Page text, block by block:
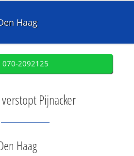
Haag
070-2092125
Pijnacker
Haag